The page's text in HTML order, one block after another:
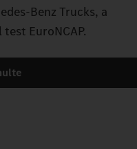
Benz Trucks, a
EuroNCAP.